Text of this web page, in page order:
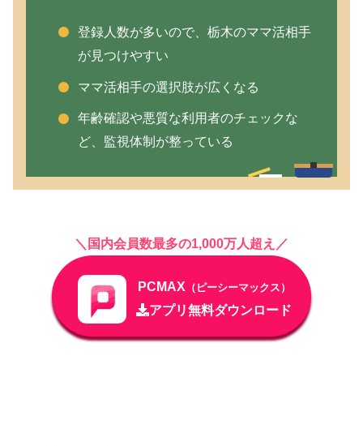
登録人数が多いので、栃木のママ活相手
が見つけやすい
ママ活相手の選択肢が広くなる
年齢確認や悪質な利用者のチェックな
ど、監視体制が整っている
＼国内会員数最多の1,000万人超え／
PCMAX（ピーシーマックス）
アプリ無料ダウンロード